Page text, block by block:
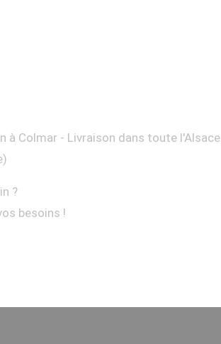
à Colmar - Livraison dans toute l'Alsace
?
besoins !